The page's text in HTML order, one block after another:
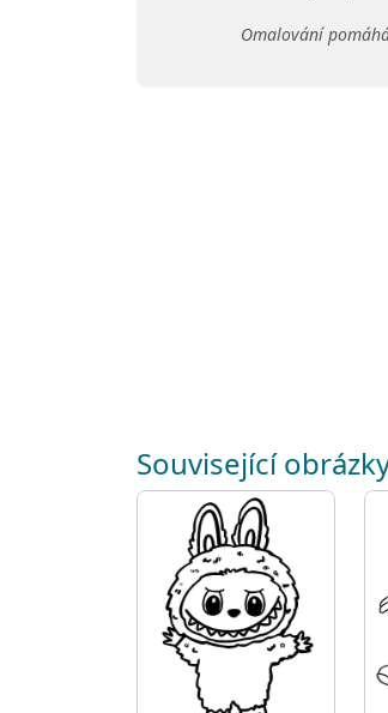
Omalování
Související